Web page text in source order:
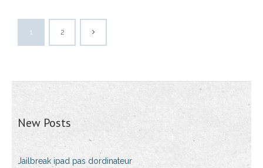
1 2
New Posts
Jailbreak ipad pas dordinateur